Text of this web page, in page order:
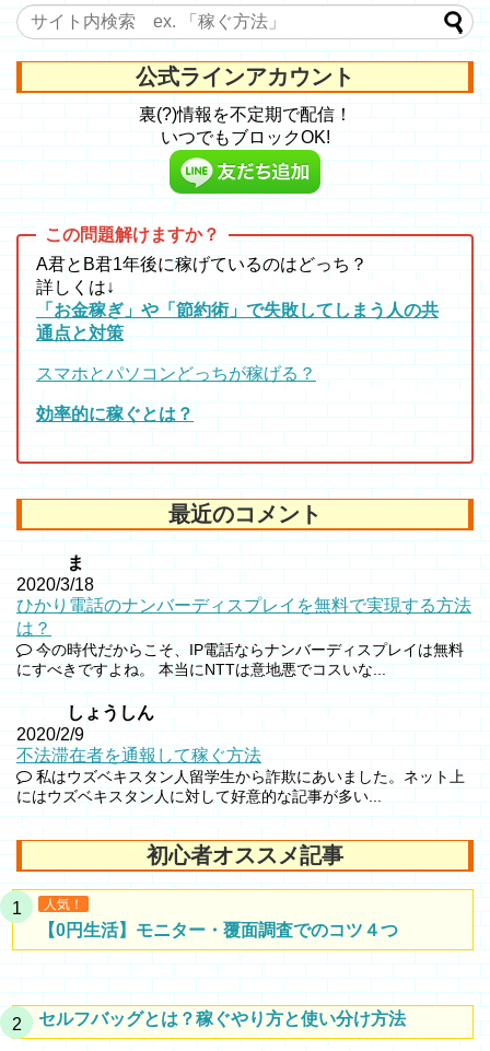
公式ラインアカウント
裏(?)情報を不定期で配信！
いつでもブロックOK!
A君とB君1年後に稼げているのはどっち？
詳しくは↓
「お金稼ぎ」や「節約術」で失敗してしまう人の共
通点と対策
スマホとパソコンどっちが稼げる？
効率的に稼ぐとは？
最近のコメント
ま
2020/3/18
ひかり電話のナンバーディスプレイを無料で実現する方法
は？
今の時代だからこそ、IP電話ならナンバーディスプレイは無料
にすべきですよね。 本当にNTTは意地悪でコスいな...
しょうしん
2020/2/9
不法滞在者を通報して稼ぐ方法
私はウズベキスタン人留学生から詐欺にあいました。ネット上
にはウズベキスタン人に対して好意的な記事が多い...
初心者オススメ記事
人気！
【0円生活】モニター・覆面調査でのコツ４つ
セルフバッグとは？稼ぐやり方と使い分け方法